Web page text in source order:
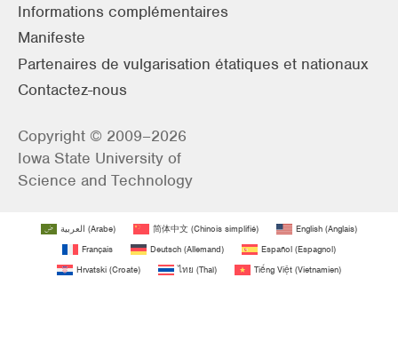
Informations complémentaires
Manifeste
Partenaires de vulgarisation étatiques et nationaux
Contactez-nous
Copyright © 2009–2026
Iowa State University of
Science and Technology
العربية (Arabe) 简体中文 (Chinois simplifié) English (Anglais)
Français
Deutsch (Allemand) Español (Espagnol)
Hrvatski (Croate) ไทย (Thaï) Tiếng Việt (Vietnamien)